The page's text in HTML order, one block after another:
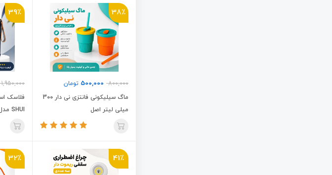
38٪
800,000
500,000 تومان
ماگ سیلیکونی فانتزی نی دار 300
میلی لیتر اصل
39٪
1,950,000
فلاسک
SHUI مدل 800 میل
41٪ 32٪